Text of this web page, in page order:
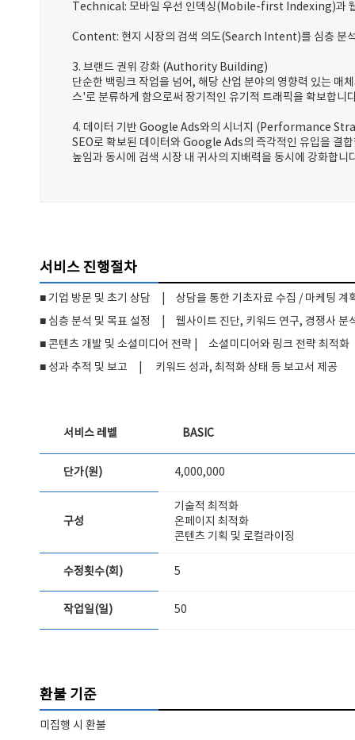
Technical: 모바일 우선 인덱싱(Mobile-first Indexing)과 웹
Content: 현지 시장의 검색 의도(Search Intent)를 심층 분석
3. 브랜드 권위 강화 (Authority Building)
단순한 백링크 작업을 넘어, 해당 산업 분야의 영향력 있는 매
스'로 분류하게 함으로써 장기적인 유기적 트래픽을 확보합니
4. 데이터 기반 Google Ads와의 시너지 (Performance
SEO로 확보된 데이터와 Google Ads의 즉각적인 유입을 결
높임과 동시에 검색 시장 내 귀사의 지배력을 동시에 강화합니
서비스 진행절차
■ 기업 방문 및 초기 상담 | 상담을 통한 기초자료 수집 / 마케팅 계
■ 심층 분석 및 목표 설정 | 웹사이트 진단, 키워드 연구, 경쟁사 분
■ 콘텐츠 개발 및 소셜미디어 전략 | 소셜미디어와 링크 전략 최적화
■ 성과 추적 및 보고 | 키워드 성과, 최적화 상태 등 보고서 제공
서비스 레벨 BASIC
단가(원) 4,000,000
구성
기술적 최적화
온페이지 최적화
콘텐츠 기획 및 로컬라이징
수정횟수(회) 5
작업일(일) 50
환불 기준
미집행 시 환불